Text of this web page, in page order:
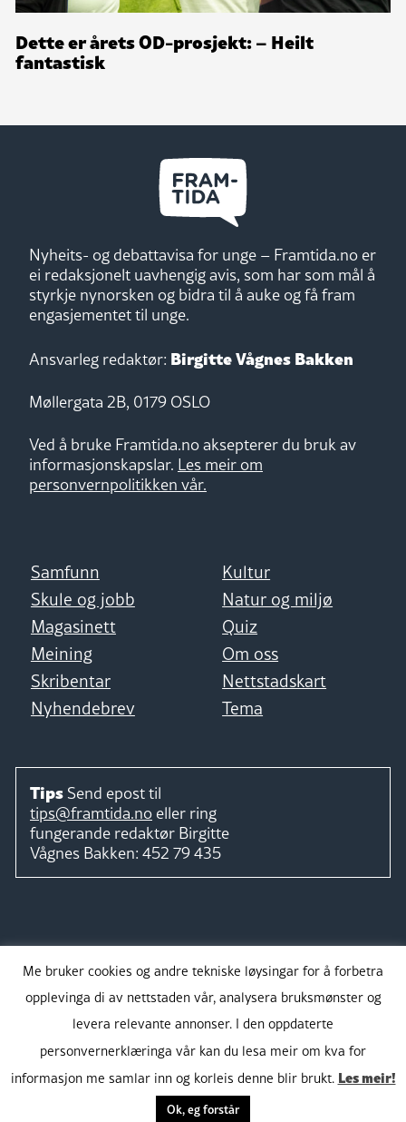
Dette er årets OD-prosjekt: – Heilt
fantastisk
Nyheits- og debattavisa for unge – Framtida.no er
ei redaksjonelt uavhengig avis, som har som mål å
styrkje nynorsken og bidra til å auke og få fram
engasjementet til unge.
Ansvarleg redaktør: Birgitte Vågnes Bakken
Møllergata 2B, 0179 OSLO
Ved å bruke Framtida.no aksepterer du bruk av
informasjonskapslar. Les meir om
personvernpolitikken vår.
Samfunn
Kultur
Skule og jobb
Natur og miljø
Magasinett
Quiz
Meining
Om oss
Skribentar
Nettstadskart
Nyhendebrev
Tema
Tips Send epost til
tips@framtida.no eller ring
fungerande redaktør Birgitte
Vågnes Bakken: 452 79 435
Takk for støtta:
Me bruker cookies og andre tekniske løysingar for å forbetra
opplevinga di av nettstaden vår, analysera bruksmønster og
levera relevante annonser. I den oppdaterte
personvernerklæringa vår kan du lesa meir om kva for
informasjon me samlar inn og korleis denne blir brukt. Les meir!
Ok, eg forstår